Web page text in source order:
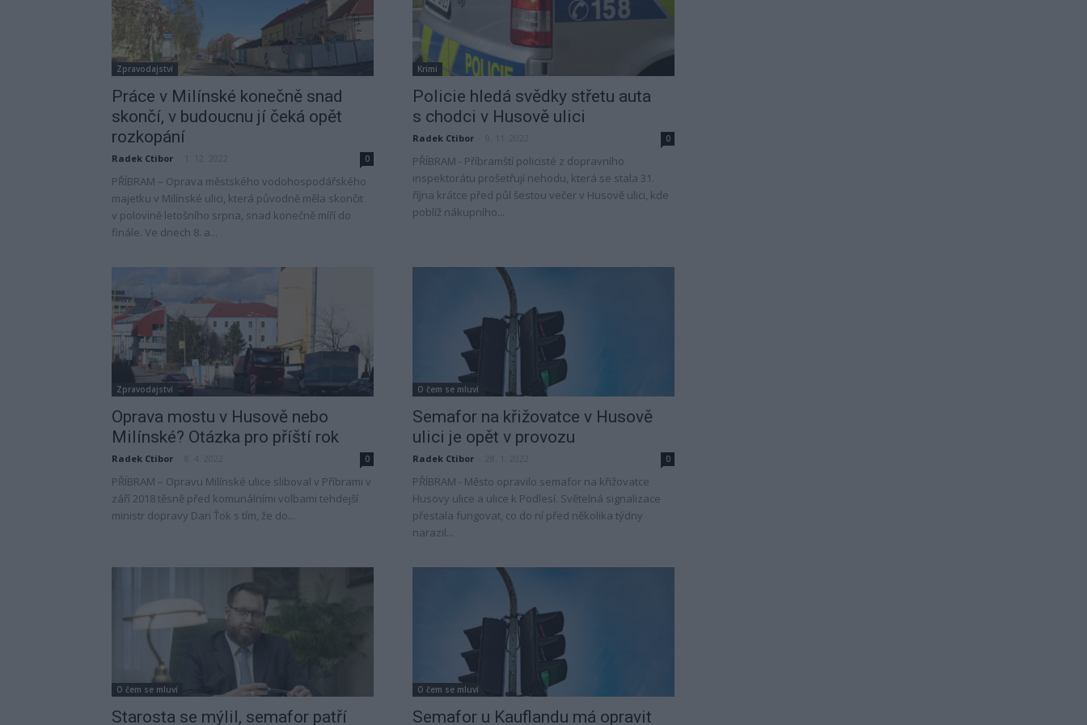
Zpravodajství
Práce v Milínské konečně snad
skončí, v budoucnu jí čeká opět
rozkopání
Radek Ctibor 0
PŘÍBRAM – Oprava městského vodohospodářského
majetku v Milínské ulici, která původně měla skončit
v polovině letošního srpna, snad konečně míří do
finále. Ve dnech 8. a...
Krimi
Policie hledá svědky střetu auta
s chodci v Husově ulici
Radek Ctibor 0
PŘÍBRAM - Příbramští policisté z dopravního
inspektorátu prošetřují nehodu, která se stala 31.
října krátce před půl šestou večer v Husově ulici, kde
poblíž nákupního...
Zpravodajství
Oprava mostu v Husově nebo
Milínské? Otázka pro příští rok
Radek Ctibor 0
PŘÍBRAM – Opravu Milínské ulice sliboval v Příbrami v
září 2018 těsně před komunálními volbami tehdejší
ministr dopravy Dan Ťok s tím, že do...
O čem se mluví
Semafor na křižovatce v Husově
ulici je opět v provozu
Radek Ctibor 0
PŘÍBRAM - Město opravilo semafor na křižovatce
Husovy ulice a ulice k Podlesí. Světelná signalizace
přestala fungovat, co do ní před několika týdny
narazil...
O čem se mluví
Starosta se mýlil, semafor patří
O čem se mluví
Semafor u Kauflandu má opravit